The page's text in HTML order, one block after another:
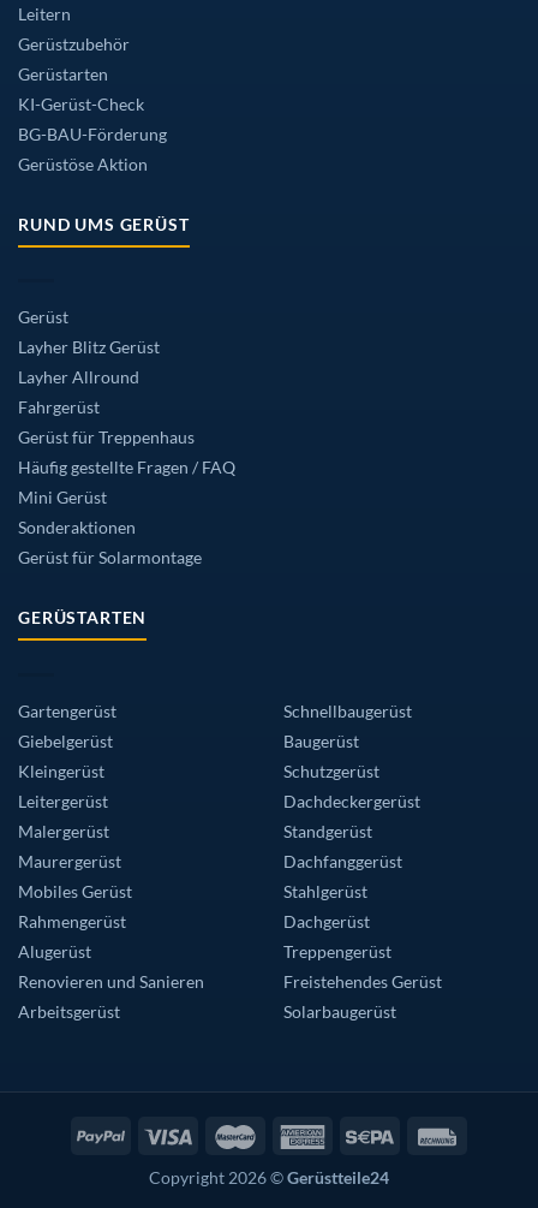
Leitern
Gerüstzubehör
Gerüstarten
KI-Gerüst-Check
BG-BAU-Förderung
Gerüstöse Aktion
RUND UMS GERÜST
Gerüst
Layher Blitz Gerüst
Layher Allround
Fahrgerüst
Gerüst für Treppenhaus
Häufig gestellte Fragen / FAQ
Mini Gerüst
Sonderaktionen
Gerüst für Solarmontage
GERÜSTARTEN
Gartengerüst
Giebelgerüst
Kleingerüst
Leitergerüst
Malergerüst
Maurergerüst
Mobiles Gerüst
Rahmengerüst
Alugerüst
Renovieren und Sanieren
Arbeitsgerüst
Schnellbaugerüst
Baugerüst
Schutzgerüst
Dachdeckergerüst
Standgerüst
Dachfanggerüst
Stahlgerüst
Dachgerüst
Treppengerüst
Freistehendes Gerüst
Solarbaugerüst
Copyright 2026 ©Gerüstteile24